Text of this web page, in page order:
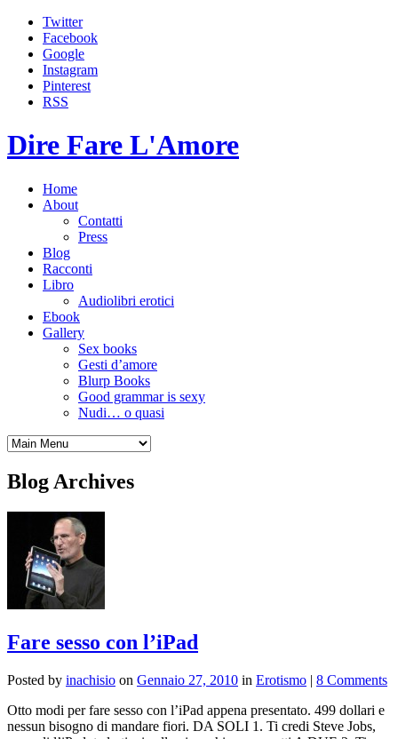
Twitter
Facebook
Google
Instagram
Pinterest
RSS
Dire Fare L'Amore
Home
About
Contatti
Press
Blog
Racconti
Libro
Audiolibri erotici
Ebook
Gallery
Sex books
Gesti d’amore
Blurp Books
Good grammar is sexy
Nudi… o quasi
Blog Archives
Fare sesso con l’iPad
Posted by inachisio on Gennaio 27, 2010 in Erotismo | 8 Comments
Otto modi per fare sesso con l’iPad appena presentato. 499 dollari e
nessun bisogno di mandare fiori. DA SOLI 1. Ti credi Steve Jobs,